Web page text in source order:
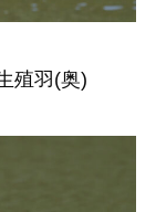
殖羽(奥)